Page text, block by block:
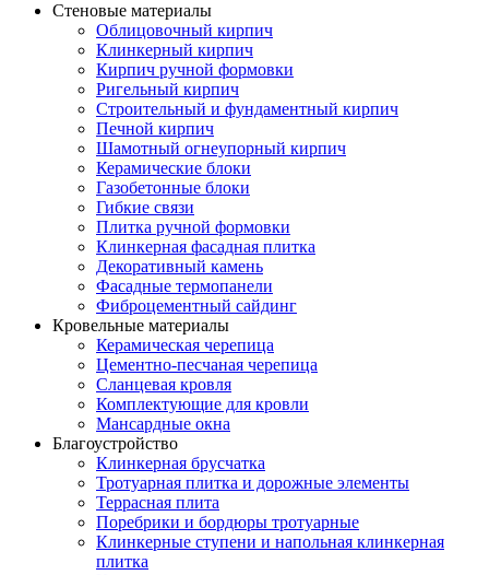
Стеновые материалы
Облицовочный кирпич
Клинкерный кирпич
Кирпич ручной формовки
Ригельный кирпич
Строительный и фундаментный кирпич
Печной кирпич
Шамотный огнеупорный кирпич
Керамические блоки
Газобетонные блоки
Гибкие связи
Плитка ручной формовки
Клинкерная фасадная плитка
Декоративный камень
Фасадные термопанели
Фиброцементный сайдинг
Кровельные материалы
Керамическая черепица
Цементно-песчаная черепица
Сланцевая кровля
Комплектующие для кровли
Мансардные окна
Благоустройство
Клинкерная брусчатка
Тротуарная плитка и дорожные элементы
Террасная плита
Поребрики и бордюры тротуарные
Клинкерные ступени и напольная клинкерная
плитка